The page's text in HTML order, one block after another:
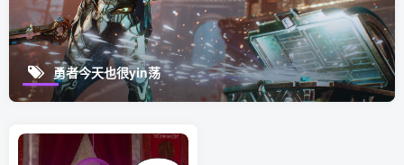
勇者今天也很yin荡